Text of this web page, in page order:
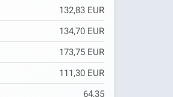
132,83 EUR
134,70 EUR
173,75 EUR
111,30 EUR
64,35